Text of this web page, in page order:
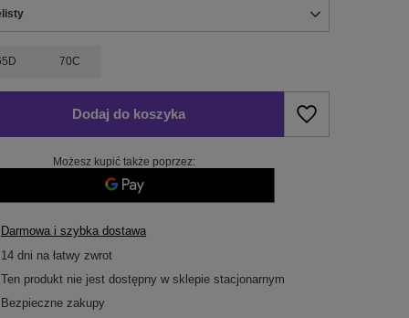
70C
Dodaj do koszyka
Możesz kupić także poprzez:
Darmowa i szybka dostawa
14 dni na łatwy zwrot
Ten produkt nie jest dostępny w sklepie stacjonarnym
Bezpieczne zakupy